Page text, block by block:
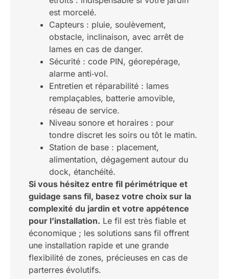
est morcelé.
Capteurs : pluie, soulèvement,
obstacle, inclinaison, avec arrêt de
lames en cas de danger.
Sécurité : code PIN, géorepérage,
alarme anti‑vol.
Entretien et réparabilité : lames
remplaçables, batterie amovible,
réseau de service.
Niveau sonore et horaires : pour
tondre discret les soirs ou tôt le matin.
Station de base : placement,
alimentation, dégagement autour du
dock, étanchéité.
Si vous hésitez entre fil périmétrique et
guidage sans fil, basez votre choix sur la
complexité du jardin et votre appétence
pour l’installation. Le fil est très fiable et
économique ; les solutions sans fil offrent
une installation rapide et une grande
flexibilité de zones, précieuses en cas de
parterres évolutifs.